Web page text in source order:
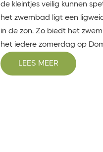
de kleintjes veilig kunnen
het zwembad ligt een
in de zon. Zo biedt het
het iedere zomerdag op
LEES MEER